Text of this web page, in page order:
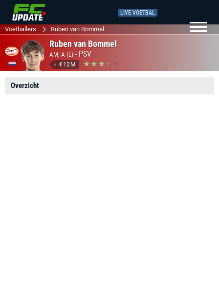
LIVE VOETBAL
Voetballers Ruben van Bommel
Ruben van Bommel
AM, A (L) - PSV
€12M
Overzicht